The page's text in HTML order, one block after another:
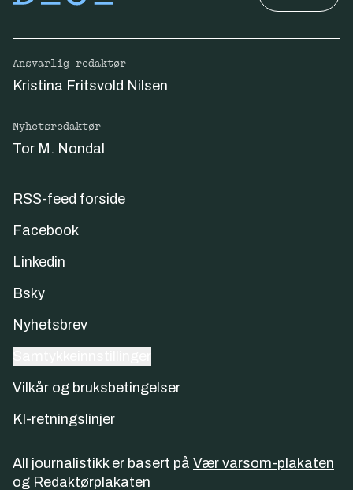
Ansvarlig redaktør
Kristina Fritsvold Nilsen
Nyhetsredaktør
Tor M. Nondal
RSS-feed forside
Facebook
Linkedin
Bsky
Nyhetsbrev
Vilkår og bruksbetingelser
KI-retningslinjer
All journalistikk er basert på Vær varsom-plakaten
og Redaktørplakaten